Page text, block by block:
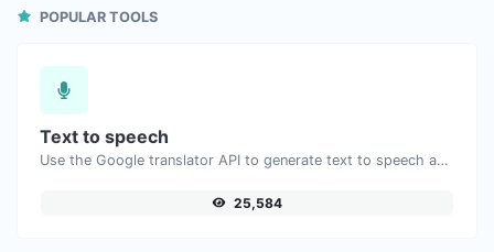
POPULAR TOOLS
Text to speech
Use the Google translator API to generate text to speech audio.
25,584